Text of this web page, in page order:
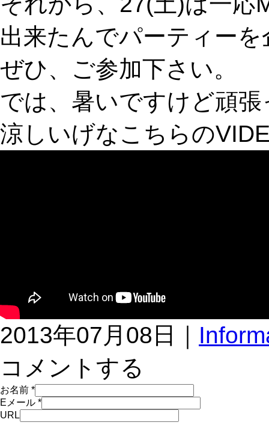
出来たんでパーティー
ぜひ、ご参加下さい。
では、暑いですけど頑
涼しいげなこちらの
2013年07月08日｜
コメントする
お名前 *
Eメール *
URL